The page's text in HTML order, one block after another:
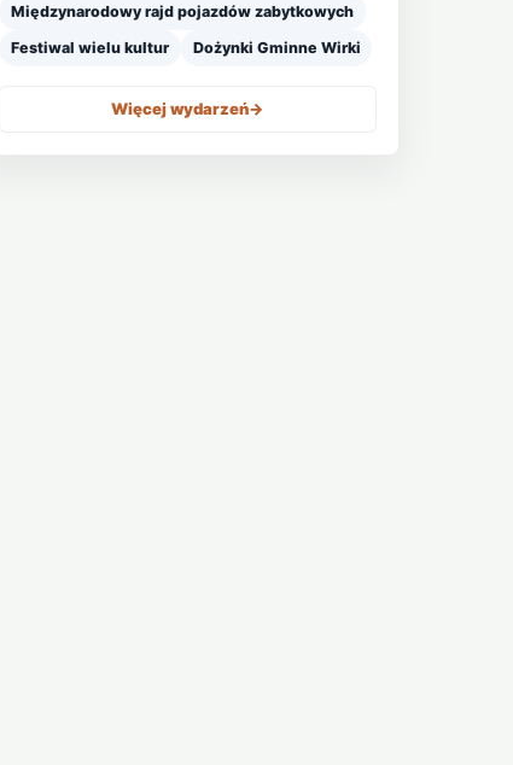
Międzynarodowy rajd pojazdów zabytkowych
Festiwal wielu kultur Dożynki Gminne Wirki
Więcej wydarzeń->